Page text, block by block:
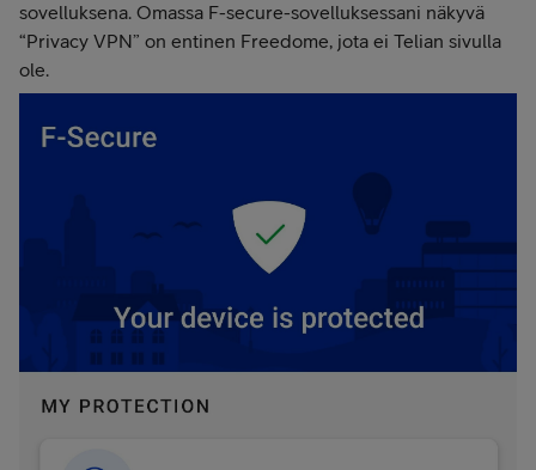
sovelluksena. Omassa F-secure-sovelluksessani näkyvä
“Privacy VPN” on entinen Freedome, jota ei Telian sivulla
ole.